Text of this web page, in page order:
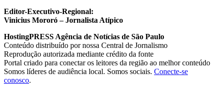
Editor-Executivo-Regional:
Vinicius Mororó – Jornalista Atípico
HostingPRESS Agência de Notícias de São Paulo
Conteúdo distribuído por nossa Central de Jornalismo
Reprodução autorizada mediante crédito da fonte
Portal criado para conectar os leitores da região ao melhor conteúdo
Somos líderes de audiência local. Somos sociais. Conecte-se
conosco.